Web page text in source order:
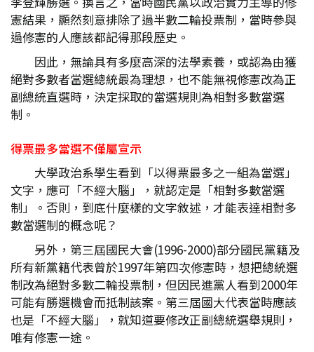
憲結果，顯然刻意排除了過半數二輪投票制，當時參與
過修憲的人應該都記得那段歷史。
因此，無論具有多麼高深的法學素養，或認為由獲
絕對多數者當選總統最為理想，也不能無視修憲改為正
副總統直選時，決定採取的當選規則為相對多數當選
制。
得票最多當選不僅屬宣示
大學政治系學生看到「以得票最多之一組為當選」
文字，應可「不經大腦」，就認定是「相對多數當選
制」。否則，到底什麼樣的文字敘述，才能表達相對多
數當選制的概念呢？
另外，第三屆國民大會(1996-2000)部分國民黨籍及
所有新黨籍代表曾於1997年第四次修憲時，想把總統選
制改為絕對多數二輪投票制，但因民進黨人看到2000年
可能有勝選機會而抵制該案。第三屆國大代表當時應該
也是「不經大腦」，就知道要修改正副總統選舉規則，
唯有修憲一途。